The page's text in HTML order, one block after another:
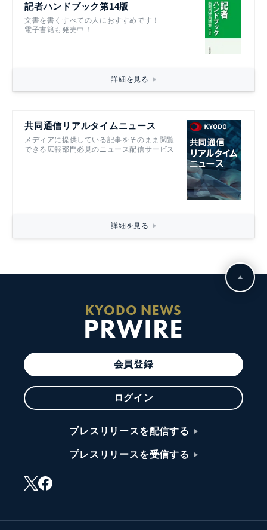
記者ハンドブック第14版
文書を書くすべての人におすすめです！
電子書籍も発売中！
詳細を見る
共同通信リアルタイムニュース
メディアに提供している記事をそのまま閲覧
できる広報部門必見のニュース配信サービス
詳細を見る
KYODO NEWS
PRWIRE
会員登録
ログイン
プレスリリースを配信する
プレスリリースを受信する